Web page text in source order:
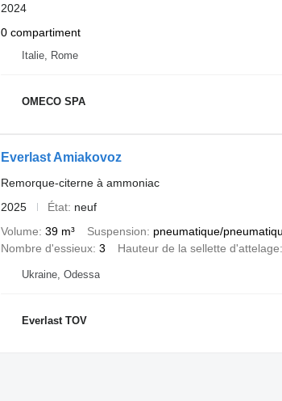
2024
0 compartiment
Italie, Rome
OMECO SPA
Everlast Amiakovoz
Remorque-citerne à ammoniac
2025
État neuf
Volume 39 m³ Suspension pneumatique/
Nombre d'essieux 3 Hauteur de la sellette d'attelage
Ukraine, Odessa
Everlast TOV